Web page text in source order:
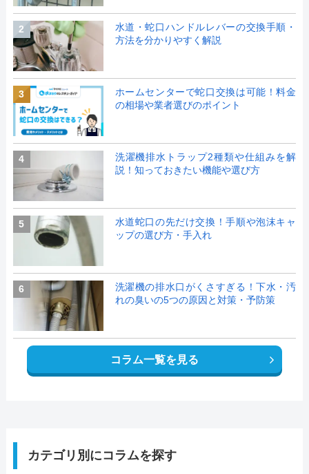
2
水道・蛇口ハンドルレバーの交換手順・
方法を分かりやすく解説
3
ホームセンターで蛇口交換は可能！料金
の相場や業者選びのポイント
4
洗濯機排水トラップ2種類や仕組みを解
説！知っておきたい機能や選び方
5
水道蛇口の先だけ交換！手順や泡沫キャ
ップの選び方・手入れ
6
洗濯機の排水口がくさすぎる！下水・汚
れの臭いの5つの原因と対策・予防策
コラム一覧を見る
カテゴリ別にコラムを探す